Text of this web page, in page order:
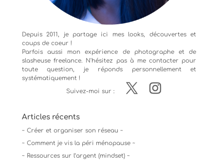
Depuis 2011, je partage ici mes looks, découvertes et
coups de coeur !
Parfois aussi mon expérience de photographeet de
slasheuse freelance. N'hésitez pas à me contacter pour
toute question, je réponds personnellement et
systématiquement !
Suivez-moi sur :
Articles récents
~ Créer et organiser son réseau ~
~ Comment je vis la péri ménopause ~
~ Ressources sur l’argent (mindset) ~